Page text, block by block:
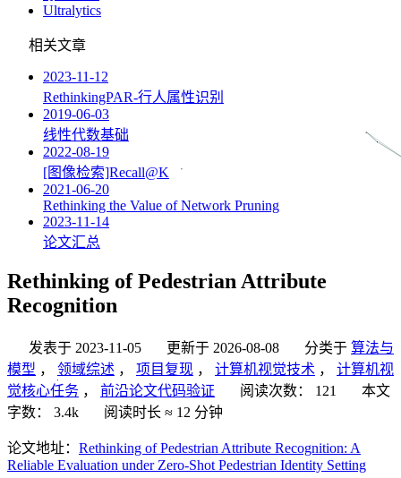
Ultralytics
相关文章
2023-11-12
RethinkingPAR-行人属性识别
2019-06-03
线性代数基础
2022-08-19
[图像检索]Recall@K
2021-06-20
Rethinking the Value of Network Pruning
2023-11-14
论文汇总
Rethinking of Pedestrian Attribute
Recognition
发表于 2023-11-05 更新于 2026-08-08 分类于 算法与
模型 ， 领域综述 ， 项目复现 ， 计算机视觉技术 ， 计算机视
觉核心任务 ， 前沿论文代码验证 阅读次数： 121
本文
字数：
3.4k 阅读时长 ≈ 12 分钟
论文地址： Rethinking of Pedestrian Attribute Recognition: A
Reliable Evaluation under Zero-Shot Pedestrian Identity Setting